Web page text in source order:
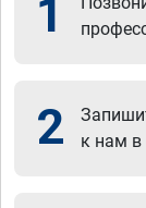
1
2
к нам в